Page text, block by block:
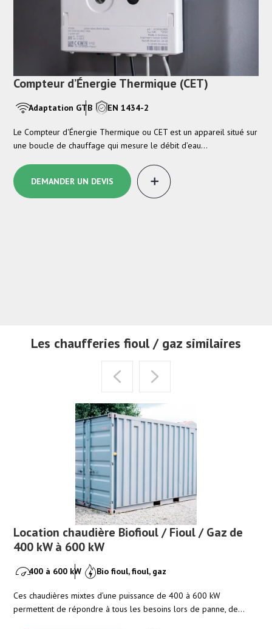
Compteur d’Énergie Thermique (CET)
Adaptation GTB EN 1434-2
Le Compteur d'Énergie Thermique ou CET est un appareil situé sur
une boucle de chauffage qui mesure le débit d’eau…
DEMANDER UN DEVIS
Les chaufferies fioul / gaz similaires
Location chaudière Biofioul / Fioul / Gaz de
400 kW à 600 kW
400 à 600 kW Bio fioul, fioul, gaz
Ces chaudières mixtes d’une puissance de 400 à 600 kW
permettent de répondre à tous les besoins lors de panne, de…